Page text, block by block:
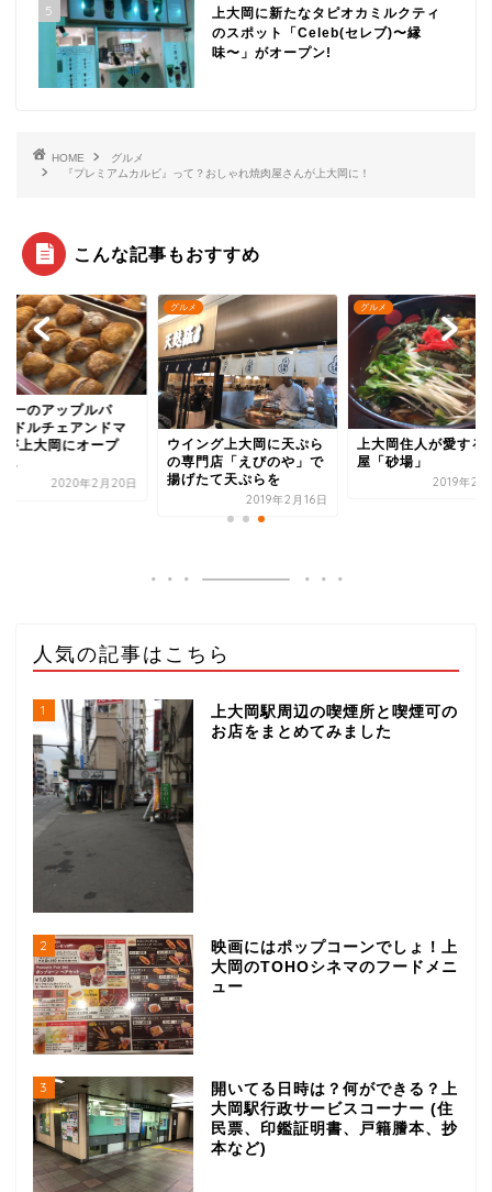
5
上大岡に新たなタピオカミルクティ
のスポット「Celeb(セレブ)〜縁
味〜」がオープン!
HOME
グルメ
『プレミアムカルビ』って？おしゃれ焼肉屋さんが上大岡に！
こんな記事もおすすめ
一のアップルパ
ドルチェアンドマ
が上大岡にオープ
...
2020年2月20日
グルメ
ウイング上大岡に天ぷら
の専門店「えびのや」で
揚げたて天ぷらを
2019年2月16日
グルメ
上大岡住人が愛する
屋「砂場」
2019年2
人気の記事はこちら
1
上大岡駅周辺の喫煙所と喫煙可の
お店をまとめてみました
2
映画にはポップコーンでしょ！上
大岡のTOHOシネマのフードメニ
ュー
3
開いてる日時は？何ができる？上
大岡駅行政サービスコーナー (住
民票、印鑑証明書、戸籍謄本、抄
本など)
ランチ
ラーメン